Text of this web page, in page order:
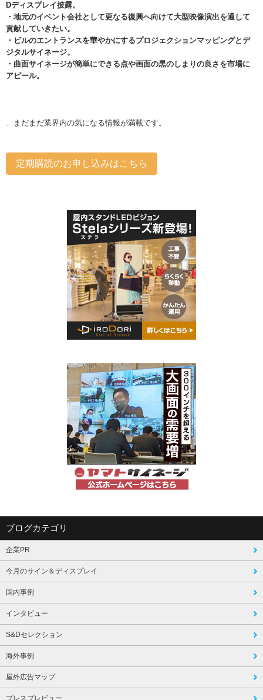
Dディスプレイ披露。
・地元のイベント会社として更なる復興へ向けて大型映像演出を通して
貢献していきたい。
・ビルのエントランスを華やかにするプロジェクションマッピングとデ
ジタルサイネージ。
・曲面サイネージが簡単にできる点や画面の黒のしまりの良さを市場に
アピール。
…まだまだ業界内の気になる情報が満載です。
定期購読のお申し込みはこちら
ブログカテゴリ
企業PR
今月のサイン＆ディスプレイ
国内事例
インタビュー
S&Dセレクション
海外事例
屋外広告マップ